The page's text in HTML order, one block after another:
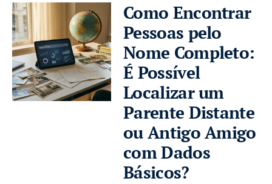
Como Encontrar
Pessoas pelo
Nome Completo:
É Possível
Localizar um
Parente Distante
ou Antigo Amigo
com Dados
Básicos?